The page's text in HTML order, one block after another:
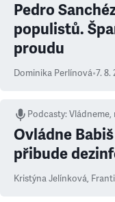
Pedro
populistů.
proudu
Dominika Perlínová•7. 8.
Podcasty:Vládneme,
Ovládne
přibude
Kristýna Jelínková,